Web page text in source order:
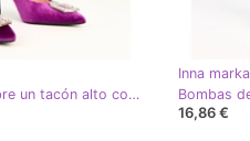
Bombas moradas sobre un tacón alto con circones Eleda púrpura
Inna marka
16,86 €